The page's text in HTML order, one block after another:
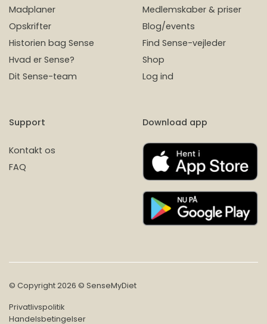
Madplaner
Opskrifter
Historien bag Sense
Hvad er Sense?
Dit Sense-team
Medlemskaber & priser
Blog/events
Find Sense-vejleder
Shop
Log ind
Support
Kontakt os
FAQ
Download app
© Copyright 2026 © SenseMyDiet
Privatlivspolitik
Handelsbetingelser